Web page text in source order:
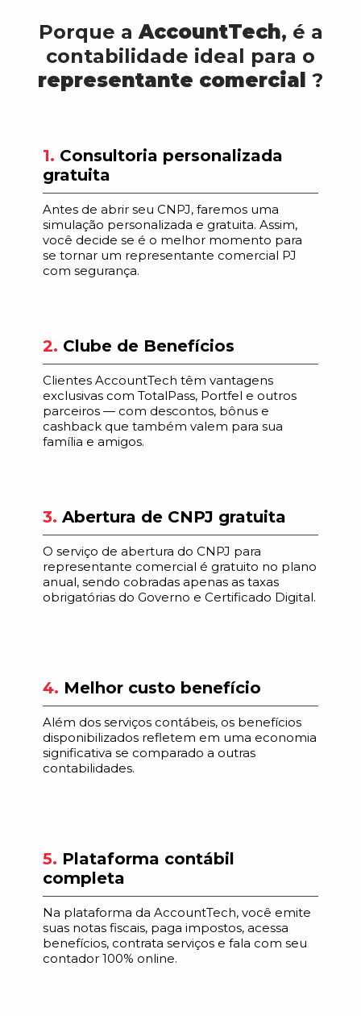
Porque aAccountTech, é a
contabilidade ideal para o
representante comercial ?
1. Consultoria personalizada
gratuita
Antes de abrir seu CNPJ, faremos uma
simulação personalizada e gratuita. Assim,
você decide se é o melhor momento para
se tornar um representante comercial PJ
com segurança.
2. Clube de Benefícios
Clientes AccountTech têm vantagens
exclusivas com TotalPass, Portfel e outros
parceiros — com descontos, bônus e
cashback que também valem para sua
família e amigos.
3. Abertura de CNPJ gratuita
O serviço de abertura do CNPJ para
representante comercial é gratuito no plano
anual, sendo cobradas apenas as taxas
obrigatórias do Governo e Certificado Digital.
4. Melhor custo benefício
Além dos serviços contábeis, os benefícios
disponibilizados refletem em uma economia
significativa se comparado a outras
contabilidades.
5. Plataforma contábil
completa
Na plataforma da AccountTech, você emite
suas notas fiscais, paga impostos, acessa
benefícios, contrata serviços e fala com seu
contador 100% online.